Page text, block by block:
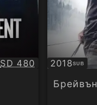
Качество:
SD 480 2018SUB
Субтитри
Брейвън